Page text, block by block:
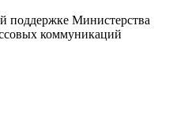
поддержке Министерства
коммуникаций